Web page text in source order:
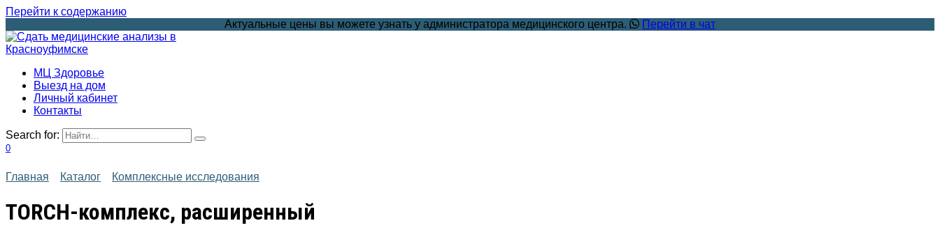
Перейти к содержанию
Актуальные цены вы можете узнать у администратора медицинского центра.
Перейти в чат
МЦ Здоровье
Выезд на дом
Личный кабинет
Контакты
Search for:
0
Главная Каталог Комплексные исследования
TORCH-комплекс, расширенный